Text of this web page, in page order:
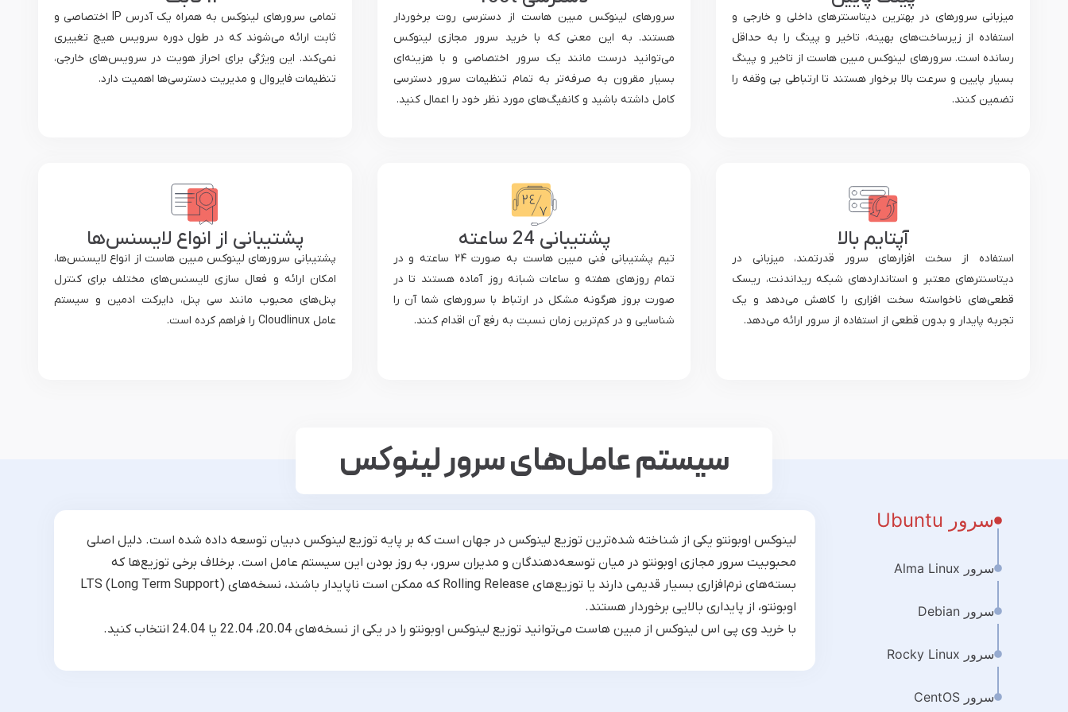
میزبانی سرورهای در بهترین دیتاسنترهای داخلی و خارجی و
استفاده از زیرساخت‌های بهینه، تاخیر و پینگ را به حداقل
رسانده است. سرورهای لینوکس مبین هاست از تاخیر و پینگ
بسیار پایین و سرعت بالا برخوار هستند تا ارتباطی بی وقفه را
تضمین کنند.
سرورهای لینوکس مبین هاست از دسترسی روت برخوردار
هستند. به این معنی که با خرید سرور مجازی لینوکس
می‌توانید درست مانند یک سرور اختصاصی و با هزینه‌ای
بسیار مقرون به صرفه‌تر به تمام تنظیمات سرور دسترسی
کامل داشته باشید و کانفیگ‌های مورد نظر خود را اعمال کنید.
تمامی سرورهای لینوکس به همراه یک آدرس IP اختصاصی و
ثابت ارائه می‌شوند که در طول دوره سرویس هیچ تغییری
نمی‌کند. این ویژگی برای احراز هویت در سرویس‌های خارجی،
تنظیمات فایروال و مدیریت دسترسی‌ها اهمیت دارد.
آپتایم بالا
استفاده از سخت افزارهای سرور قدرتمند، میزبانی در
دیتاسنترهای معتبر و استانداردهای شبکه ریداندنت، ریسک
قطعی‌های ناخواسته سخت افزاری را کاهش می‌دهد و یک
تجربه پایدار و بدون قطعی از استفاده از سرور ارائه می‌دهد.
پشتیبانی 24 ساعته
تیم پشتیبانی فنی مبین هاست به صورت ۲۴ ساعته و در
تمام روزهای هفته و ساعات شبانه روز آماده هستند تا در
صورت بروز هرگونه مشکل در ارتباط با سرورهای شما آن را
شناسایی و در کم‌ترین زمان نسبت به رفع آن اقدام کنند.
پشتیبانی از انواع لایسنس‌ها
پشتیبانی سرورهای لینوکس مبین هاست از انواع لایسنس‌ها،
امکان ارائه و فعال سازی لایسنس‌های مختلف برای کنترل
پنل‌های محبوب مانند سی پنل، دایرکت ادمین و سیستم
عامل Cloudlinux را فراهم کرده است.
سیستم عامل‌های سرور لینوکس
سرور Ubuntu
سرور Alma Linux
سرور Debian
سرور Rocky Linux
سرور CentOS
لینوکس اوبونتو یکی از شناخته شده‌ترین توزیع لینوکس در جهان است که بر پایه توزیع لینوکس دبیان توسعه داده شده است. دلیل اصلی
محبوبیت سرور مجازی اوبونتو در میان توسعه‌دهندگان و مدیران سرور، به روز بودن این سیستم عامل است. برخلاف برخی توزیع‌ها که
بسته‌های نرم‌افزاری بسیار قدیمی دارند یا توزیع‌های Rolling Release که ممکن است ناپایدار باشند، نسخه‌های LTS (Long Term Support)
اوبونتو، از پایداری بالایی برخوردار هستند.
با خرید وی پی اس لینوکس از مبین هاست می‌توانید توزیع لینوکس اوبونتو را در یکی از نسخه‌های 20.04، 22.04 یا 24.04 انتخاب کنید.